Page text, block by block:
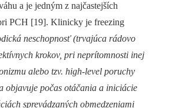
a je jedným z najčastejších
PCH [19]. Klinicky je freezing
neschopnosť (trvajúca rádovo
krokov, pri neprítomnosti inej
alebo tzv. high-level poruchy
objavuje počas otáčania a iniciácie
sprevádzaných obmedzeniami